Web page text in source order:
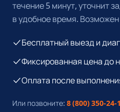
течение 5 минут, уточнит
в удобное время.
Бесплатный выезд и
Фиксированная цена до
Оплата после
Или позвоните: 8 (800) 350-24-